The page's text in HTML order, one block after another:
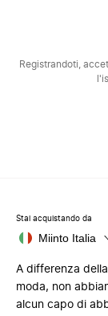
Registrandoti,
Stai acquistando da
Miinto Italia
A differenza
moda, non
alcun capo di